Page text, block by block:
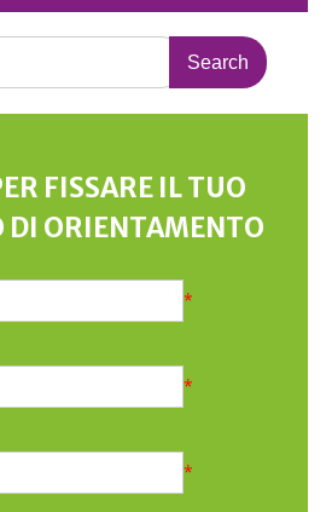
FISSARE IL TUO
DI ORIENTAMENTO
*
*
*